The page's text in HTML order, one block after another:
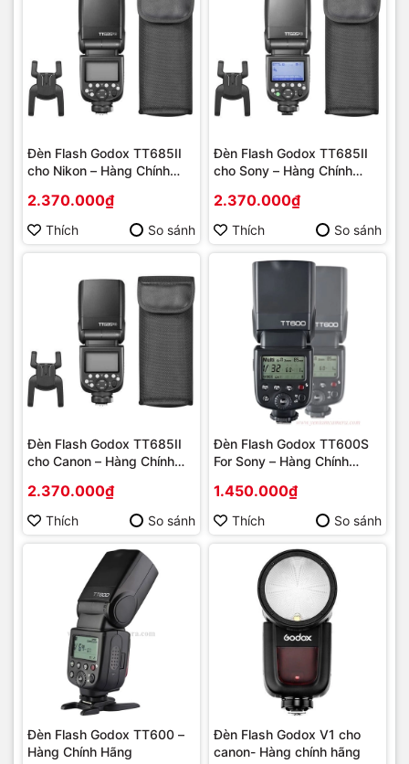
Đèn Flash Godox TT685II
cho Nikon – Hàng Chính
2.370.000₫
Thích So sánh
Đèn Flash Godox TT685II
cho Sony – Hàng Chính
2.370.000₫
Thích So sánh
Đèn Flash Godox TT685II
cho Canon – Hàng Chính
2.370.000₫
Thích So sánh
Đèn Flash Godox TT600S
For Sony – Hàng Chính
1.450.000₫
Thích So sánh
Đèn Flash Godox TT600 –
Hàng Chính Hãng
Đèn Flash Godox V1 cho
canon- Hàng chính hãng